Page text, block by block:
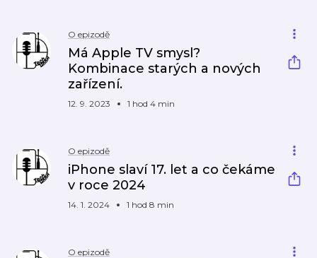
O epizodě
Má Apple TV smysl?
Kombinace starých a nových
zařízení.
12. 9. 2023 1 hod 4 min
O epizodě
iPhone slaví 17. let a co čekáme
v roce 2024
14. 1. 2024 1 hod 8 min
O epizodě